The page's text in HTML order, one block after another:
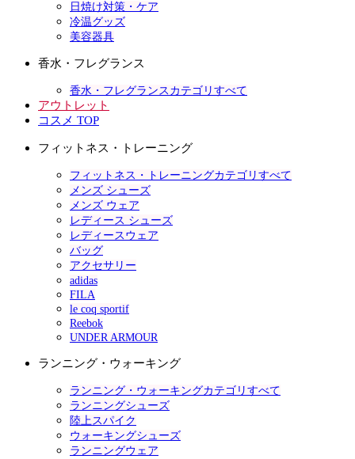
日焼け対策・ケア
冷温グッズ
美容器具
香水・フレグランス
香水・フレグランスカテゴリすべて
アウトレット
コスメ TOP
フィットネス・トレーニング
フィットネス・トレーニングカテゴリすべて
メンズ シューズ
メンズ ウェア
レディース シューズ
レディースウェア
バッグ
アクセサリー
adidas
FILA
le coq sportif
Reebok
UNDER ARMOUR
ランニング・ウォーキング
ランニング・ウォーキングカテゴリすべて
ランニングシューズ
陸上スパイク
ウォーキングシューズ
ランニングウェア